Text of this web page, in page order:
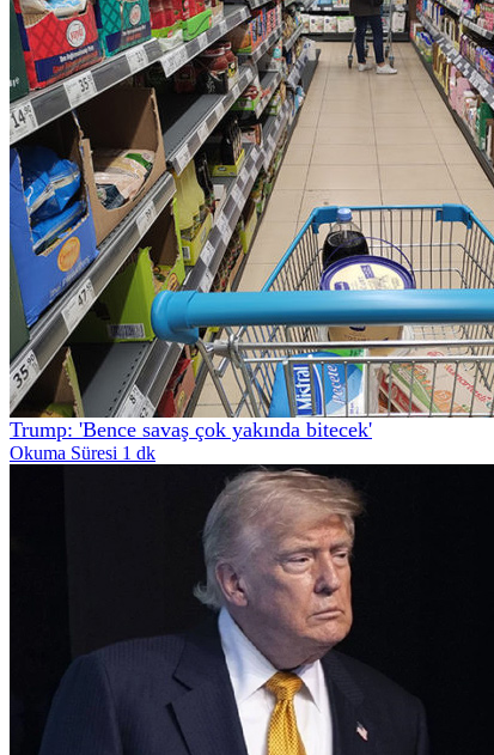
Trump: 'Bence savaş çok yakında bitecek'
Okuma Süresi 1 dk